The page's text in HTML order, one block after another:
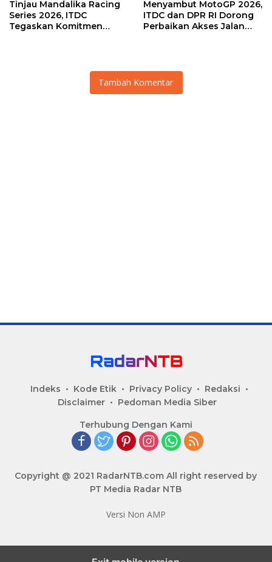
Tinjau Mandalika Racing
Series 2026, ITDC
Tegaskan Komitmen
Menyambut MotoGP 2026,
ITDC dan DPR RI Dorong
Perbaikan Akses Jalan
Tambah Komentar
Indeks Kode Etik Privacy Policy
Redaksi
Disclaimer
Pedoman Media Siber
Terhubung Dengan Kami
Copyright @ 2021 RadarNTB.com All right reserved by
PT Media Radar NTB
Versi Non AMP